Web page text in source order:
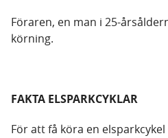
Föraren, en man i 25-
körning.
FAKTA ELSPARKCYKLAR
För att få köra en